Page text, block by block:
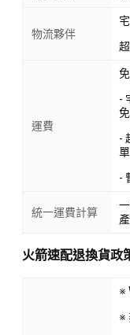
物流夥伴
運費
-
-
-
統一運費計算
火箭速配退換貨政
※
※